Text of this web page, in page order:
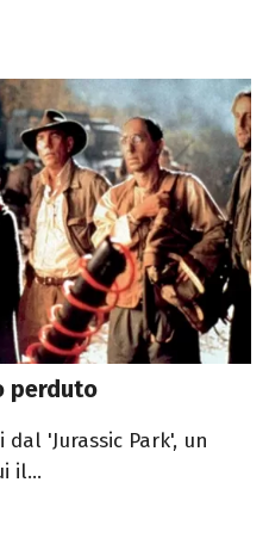
perduto
'Jurassic Park', un
il...